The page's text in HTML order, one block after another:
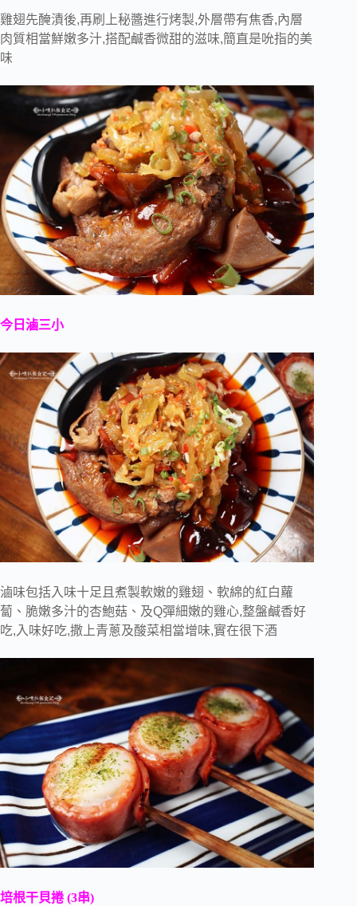
雞翅先醃漬後,再刷上秘醬進行烤製,外層帶有焦香,內層
肉質相當鮮嫩多汁,搭配鹹香微甜的滋味,簡直是吮指的美
味
今日滷三小
滷味包括入味十足且煮製軟嫩的雞翅、軟綿的紅白蘿
蔔、脆嫩多汁的杏鮑菇、及Q彈細嫩的雞心,整盤鹹香好
吃,入味好吃,撒上青蔥及酸菜相當增味,實在很下酒
培根干貝捲 (3串)